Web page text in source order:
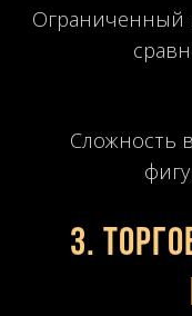
Ограниченный
Сложность
3.